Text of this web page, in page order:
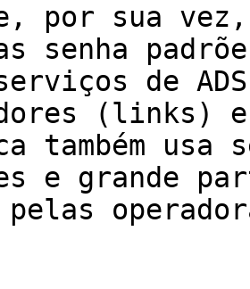
por sua
senha
de
(links)
também usa
e grande
pelas